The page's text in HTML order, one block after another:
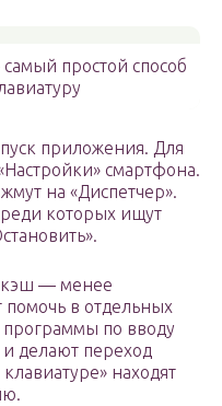
простой способ
приложения. Для
смартфона.
на «Диспетчер».
которых ищут
кэш — менее
помочь в отдельных
программы по вводу
и делают переход
находят